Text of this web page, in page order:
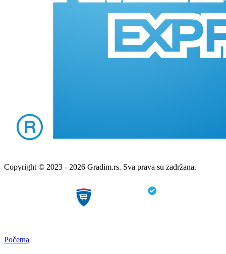
Copyright © 2023 - 2026 Gradim.rs. Sva prava su zadržana.
Početna